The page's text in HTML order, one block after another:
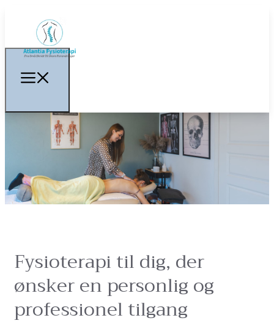
Fysioterapi til dig, der
ønsker en personlig og
professionel tilgang